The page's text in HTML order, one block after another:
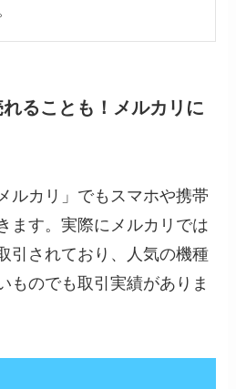
ることも！メルカリに
ルカリ」でもスマホや携帯
ます。実際にメルカリでは
引されており、人気の機種
ものでも取引実績がありま